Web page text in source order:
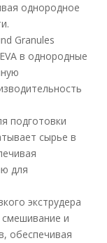
однородное
Granules
в однородные
подготовки
сырье в
для
экструдера
и
обеспечивая